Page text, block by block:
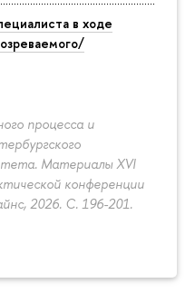
в ходе
процесса и
Материалы XVI
конференции
2026. С. 196-201.